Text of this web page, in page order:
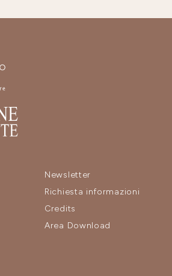
Newsletter
Richiesta informazioni
Credits
Area Download